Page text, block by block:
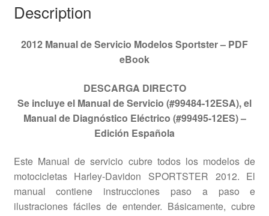
Description
2012 Manual de Servicio Modelos Sportster – PDF
eBook
DESCARGA DIRECTO
Se incluye el Manual de Servicio (#99484-12ESA), el
Manual de Diagnóstico Eléctrico (#99495-12ES) –
Edición Española
Este Manual de servicio cubre todos los modelos de
motocicletas Harley-Davidon SPORTSTER 2012. El
manual contiene instrucciones paso a paso e
ilustraciones fáciles de entender. Básicamente, cubre